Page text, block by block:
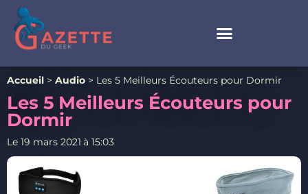
Accueil > Audio > Les 5 Meilleurs Écouteurs pour Dormir
Les 5 Meilleurs Écouteurs pour
Dormir
Le 19 mars 2021 à 15:03